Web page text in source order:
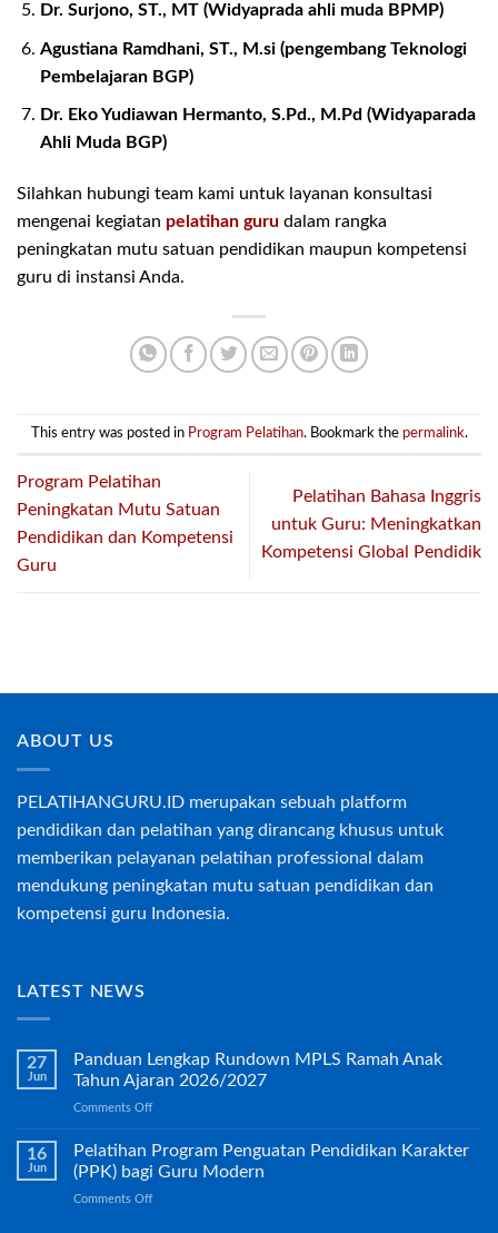
Dr. Surjono, ST., MT (Widyaprada ahli muda BPMP)
Agustiana Ramdhani, ST., M.si (pengembang Teknologi
Pembelajaran BGP)
Dr. Eko Yudiawan Hermanto, S.Pd., M.Pd (Widyaparada
Ahli Muda BGP)
Silahkan hubungi team kami untuk layanan konsultasi
mengenai kegiatan pelatihan guru dalam rangka
peningkatan mutu satuan pendidikan maupun kompetensi
guru di instansi Anda.
This entry was posted in Program Pelatihan. Bookmark the permalink.
Program Pelatihan
Peningkatan Mutu Satuan
Pendidikan dan Kompetensi
Guru
Pelatihan Bahasa Inggris
untuk Guru: Meningkatkan
Kompetensi Global Pendidik
ABOUT US
PELATIHANGURU.ID merupakan sebuah platform
pendidikan dan pelatihan yang dirancang khusus untuk
memberikan pelayanan pelatihan professional dalam
mendukung peningkatan mutu satuan pendidikan dan
kompetensi guru Indonesia.
LATEST NEWS
27
Jun
Panduan Lengkap Rundown MPLS Ramah Anak
Tahun Ajaran 2026/2027
Comments Offon
Lengkap
Rundown
16
Jun
Pelatihan Program Penguatan Pendidikan Karakter
(PPK) bagi Guru Modern
Comments Offon